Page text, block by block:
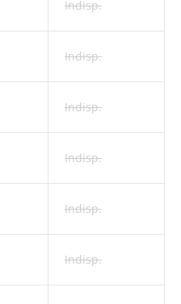
Indisp.
Indisp.
Indisp.
Indisp.
Indisp.
Indisp.